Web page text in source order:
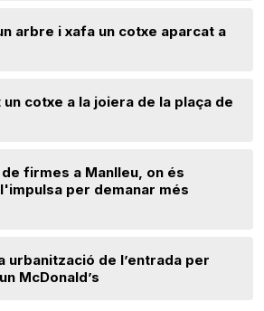
arbre i xafa un cotxe aparcat a
cotxe a la joiera de la plaça de
firmes a Manlleu, on és
per demanar més
urbanització de l’entrada per
McDonald’s